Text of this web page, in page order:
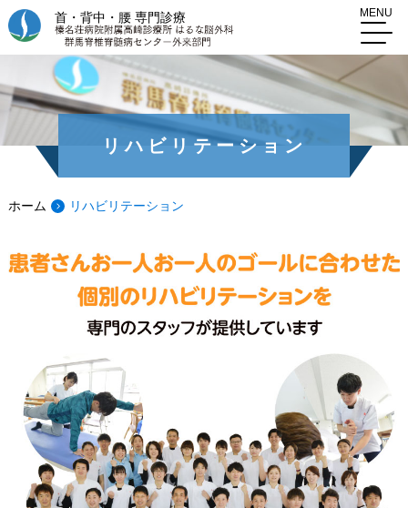
MENU
首・背中・腰 専門診療
リハビリテーション
ホーム リハビリテーション